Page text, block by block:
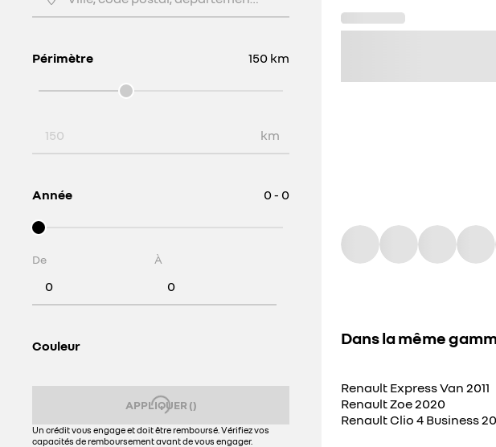
Périmètre 150 km
km
Année 0 - 0
De À
Couleur
APPLIQUER ()
Un crédit vous engage et doit être remboursé. Vérifiez vos
capacités de remboursement avant de vous engager.
Dans la même
Renault Express Van 2011
Renault Zoe 2020
Renault Clio 4 Business